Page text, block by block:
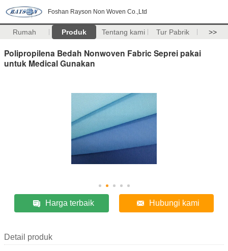
Foshan Rayson Non Woven Co.,Ltd
Rumah Produk Tentang kami Tur Pabrik >>
Polipropilena Bedah Nonwoven Fabric Seprei pakai
untuk Medical Gunakan
Harga terbaik Hubungi kami
Detail produk